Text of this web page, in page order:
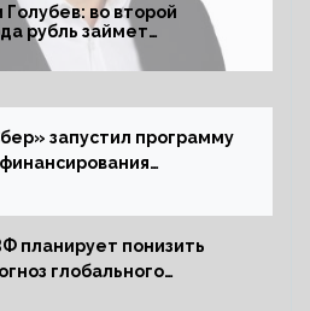
во второй
рубль займет
запустил программу
планирует понизить
глобального